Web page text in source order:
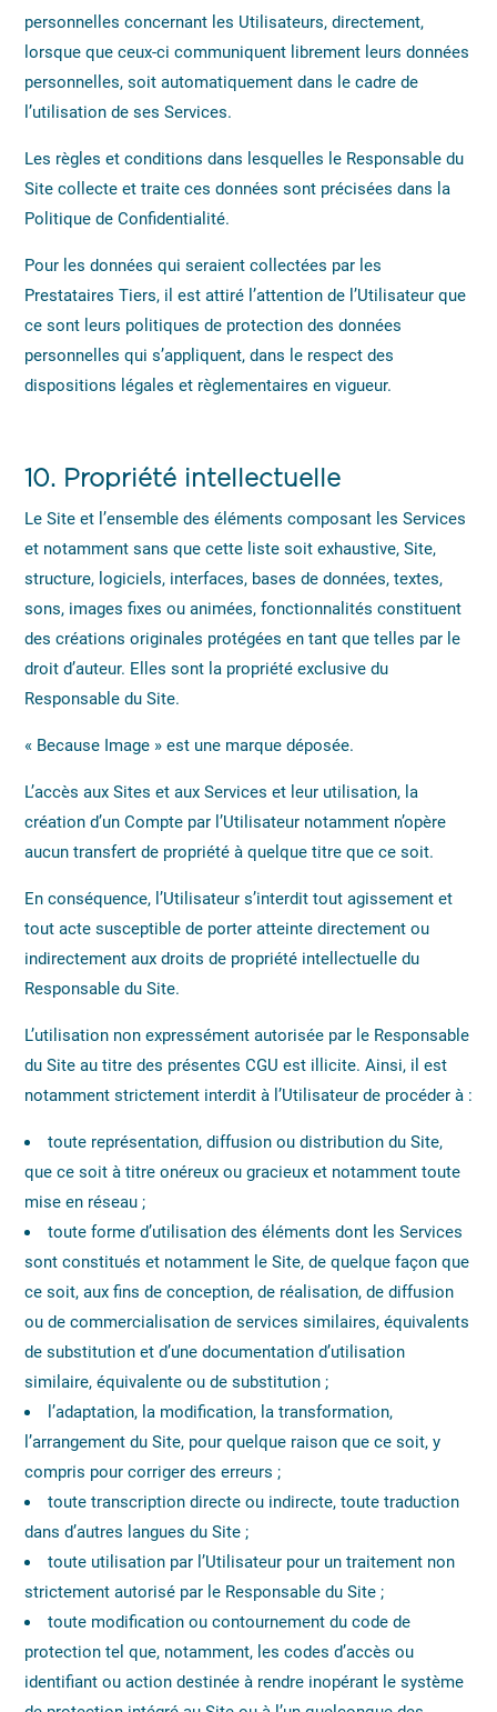
personnelles concernant les Utilisateurs, directement,
lorsque que ceux-ci communiquent librement leurs données
personnelles, soit automatiquement dans le cadre de
l’utilisation de ses Services.
Les règles et conditions dans lesquelles le Responsable du
Site collecte et traite ces données sont précisées dans la
Politique de Confidentialité.
Pour les données qui seraient collectées par les
Prestataires Tiers, il est attiré l’attention de l’Utilisateur que
ce sont leurs politiques de protection des données
personnelles qui s’appliquent, dans le respect des
dispositions légales et règlementaires en vigueur.
10. Propriété intellectuelle
Le Site et l’ensemble des éléments composant les Services
et notamment sans que cette liste soit exhaustive, Site,
structure, logiciels, interfaces, bases de données, textes,
sons, images fixes ou animées, fonctionnalités constituent
des créations originales protégées en tant que telles par le
droit d’auteur. Elles sont la propriété exclusive du
Responsable du Site.
« Because Image » est une marque déposée.
L’accès aux Sites et aux Services et leur utilisation, la
création d’un Compte par l’Utilisateur notamment n’opère
aucun transfert de propriété à quelque titre que ce soit.
En conséquence, l’Utilisateur s’interdit tout agissement et
tout acte susceptible de porter atteinte directement ou
indirectement aux droits de propriété intellectuelle du
Responsable du Site.
L’utilisation non expressément autorisée par le Responsable
du Site au titre des présentes CGU est illicite. Ainsi, il est
notamment strictement interdit à l’Utilisateur de procéder à :
toute représentation, diffusion ou distribution du Site,
que ce soit à titre onéreux ou gracieux et notamment toute
mise en réseau ;
toute forme d’utilisation des éléments dont les Services
sont constitués et notamment le Site, de quelque façon que
ce soit, aux fins de conception, de réalisation, de diffusion
ou de commercialisation de services similaires, équivalents
de substitution et d’une documentation d’utilisation
similaire, équivalente ou de substitution ;
l’adaptation, la modification, la transformation,
l’arrangement du Site, pour quelque raison que ce soit, y
compris pour corriger des erreurs ;
toute transcription directe ou indirecte, toute traduction
dans d’autres langues du Site ;
toute utilisation par l’Utilisateur pour un traitement non
strictement autorisé par le Responsable du Site ;
toute modification ou contournement du code de
protection tel que, notamment, les codes d’accès ou
identifiant ou action destinée à rendre inopérant le système